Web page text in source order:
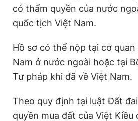
có thẩm quyền của nước
quốc tịch Việt Nam.
Hồ sơ có thể nộp tại cơ quan
Nam ở nước ngoài hoặc tại
Tư pháp khi đã về Việt Nam.
Theo quy định tại luật Đất
quyền mua đất của Việt Kiều